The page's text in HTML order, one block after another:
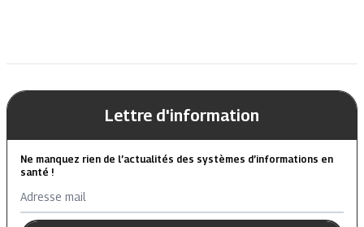
Lettre d'information
Ne manquez rien de l’actualités des systèmes d’informations en
santé !
Adresse mail